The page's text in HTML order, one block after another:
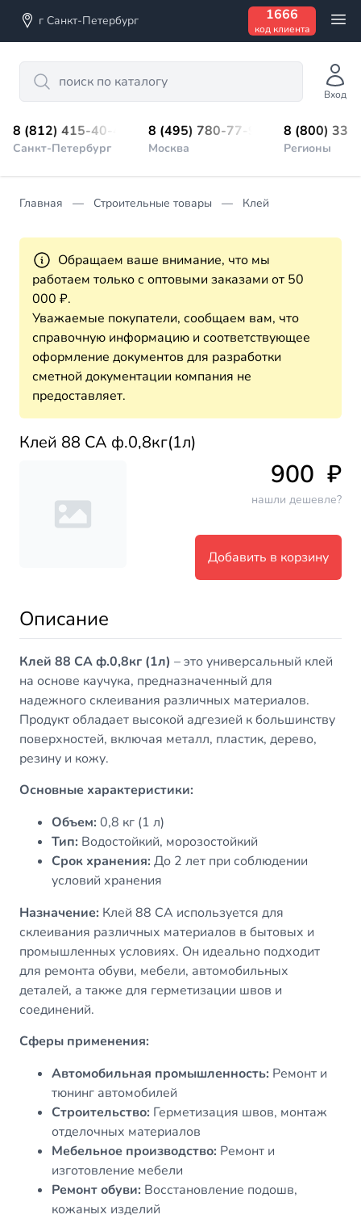
г Санкт-Петербург 1666
код клиента
Search
Вход
8 (812) 415-40-45
Санкт-Петербург
8 (495) 780-77-98
Москва
8 (800)
Регионы
Главная Строительные товары Клей
Обращаем ваше внимание, что мы
работаем только с оптовыми заказами от 50
000 ₽.
Уважаемые покупатели, сообщаем вам, что
справочную информацию и соответствующее
оформление документов для разработки
сметной документации компания не
предоставляет.
Клей 88 СА ф.0,8кг(1л)
900 ₽
нашли дешевле?
Добавить в корзину
Описание
Клей 88 СА ф.0,8кг (1л) – это универсальный клей
на основе каучука, предназначенный для
надежного склеивания различных материалов.
Продукт обладает высокой адгезией к большинству
поверхностей, включая металл, пластик, дерево,
резину и кожу.
Основные характеристики:
Объем: 0,8 кг (1 л)
Тип: Водостойкий, морозостойкий
Срок хранения: До 2 лет при соблюдении
условий хранения
Назначение: Клей 88 СА используется для
склеивания различных материалов в бытовых и
промышленных условиях. Он идеально подходит
для ремонта обуви, мебели, автомобильных
деталей, а также для герметизации швов и
соединений.
Сферы применения:
Автомобильная промышленность: Ремонт и
тюнинг автомобилей
Строительство: Герметизация швов, монтаж
отделочных материалов
Мебельное производство: Ремонт и
изготовление мебели
Ремонт обуви: Восстановление подошв,
кожаных изделий